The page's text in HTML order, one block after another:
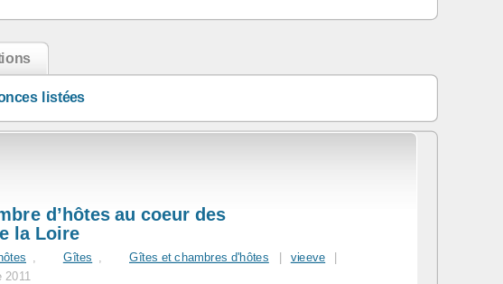
listées
d’hôtes au coeur des
la Loire
Gîtes Gîtes et chambres d'hôtes | vieeve
|